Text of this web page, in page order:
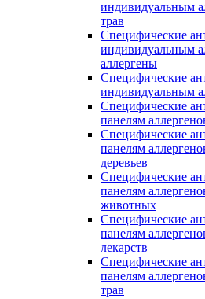
индивидуальным
трав
Специфические
индивидуальным
аллергены
Специфические
индивидуальным
Специфические
панелям
Специфические
панелям
деревьев
Специфические
панелям
животных
Специфические
панелям
лекарств
Специфические
панелям
трав